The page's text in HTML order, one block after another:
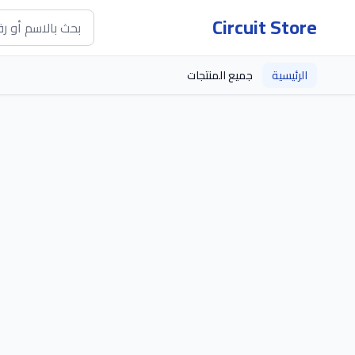
Circuit Store
الرئيسية جميع المنتجات